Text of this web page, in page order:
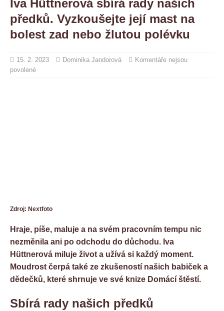
Iva Hüttnerová sbírá rady našich
předků. Vyzkoušejte její mast na
bolest zad nebo žlutou polévku
15. 2. 2023 Dominika Jandorová
Komentáře nejsou
povolené
Zdroj: Nextfoto
Hraje, píše, maluje a na svém pracovním tempu nic
nezměnila ani po odchodu do důchodu. Iva
Hüttnerová miluje život a užívá si každý moment.
Moudrost čerpá také ze zkušeností našich babiček a
dědečků, které shrnuje ve své knize Domácí štěstí.
Sbírá rady našich předků